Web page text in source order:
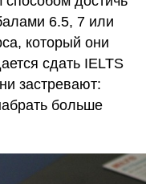
6.5, 7 или
который они
сдать IELTS
застревают:
больше